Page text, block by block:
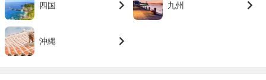
四国 九州
沖縄